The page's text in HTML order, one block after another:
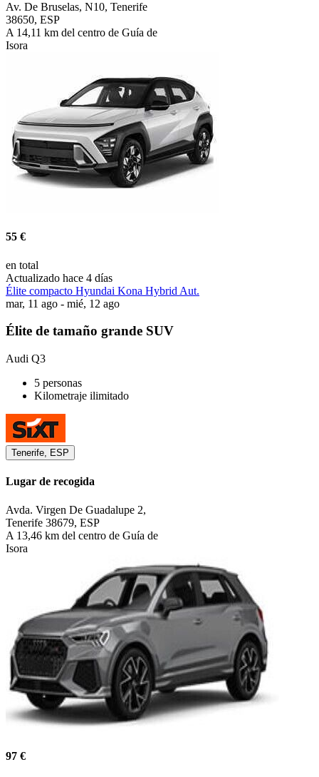
Av. De Bruselas, N10, Tenerife
38650, ESP
A 14,11 km del centro de Guía de
Isora
55 €
en total
Actualizado hace 4 días
Élite compacto Hyundai Kona Hybrid Aut.
mar, 11 ago - mié, 12 ago
Élite de tamaño grande SUV
Audi Q3
5 personas
Kilometraje ilimitado
Tenerife, ESP
Lugar de recogida
Avda. Virgen De Guadalupe 2,
Tenerife 38679, ESP
A 13,46 km del centro de Guía de
Isora
97 €